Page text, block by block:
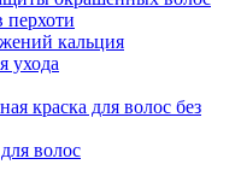
перхоти
кальция
ухода
краска для волос без
волос